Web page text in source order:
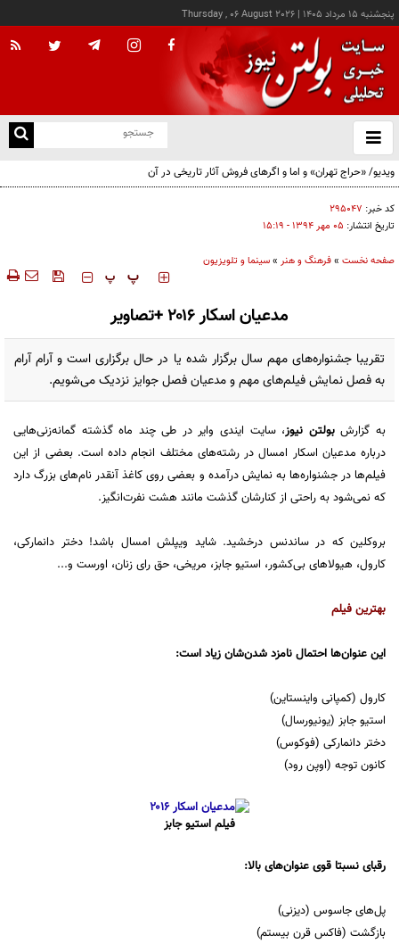
پنجشنبه ۱۵ مرداد ۱۴۰۵ |
Thursday , 06 August 2026
باز
و
کد خبر: ۲۹۵۰۴۷
تاریخ انتشار: ۰۵ مهر ۱۳۹۴ - ۱۵:۱۹
صفحه نخست »فرهنگ و هنر »سینما و تلویزیون
‍‍‍ پ پ
مدعیان اسکار ۲۰۱۶ +تصاویر
تقریبا جشنواره‌های مهم سال برگزار شده یا در حال برگزاری است و آرام آرام
به فصل نمایش فیلم‌های مهم و مدعیان فصل جوایز نزدیک می‌شویم.
به گزارشبولتن نیوز،سایت ایندی وایر در طی چند ماه گذشته گمانه‌زنی‌هایی
درباره مدعیان اسکار امسال در رشته‌های مختلف انجام داده است. بعضی از این
فیلم‌ها در جشنواره‌ها به نمایش درآمده و بعضی روی کاغذ آنقدر نام‌های بزرگ دارد
که نمی‌شود به راحتی از کنارشان گذشت مانند هشت نفرت‌انگیز.
بروکلین که در ساندنس درخشید. شاید ویپلش امسال باشد! دختر دانمارکی،
کارول، هیولاهای بی‌کشور، استیو جابز، مریخی، حق رای زنان، اورست و...
بهترین فیلم
این عنوان‌ها احتمال نامزد شدن‌شان زیاد است:
کارول (کمپانی واینستاین)
استیو جابز (یونیورسال)
دختر دانمارکی (فوکوس)
کانون توجه (اوپن رود)
فیلم استیو جابز
رقبای نسبتا قوی عنوان‌های بالا:
پل‌های جاسوس (دیزنی)
بازگشت (فاکس قرن بیستم)